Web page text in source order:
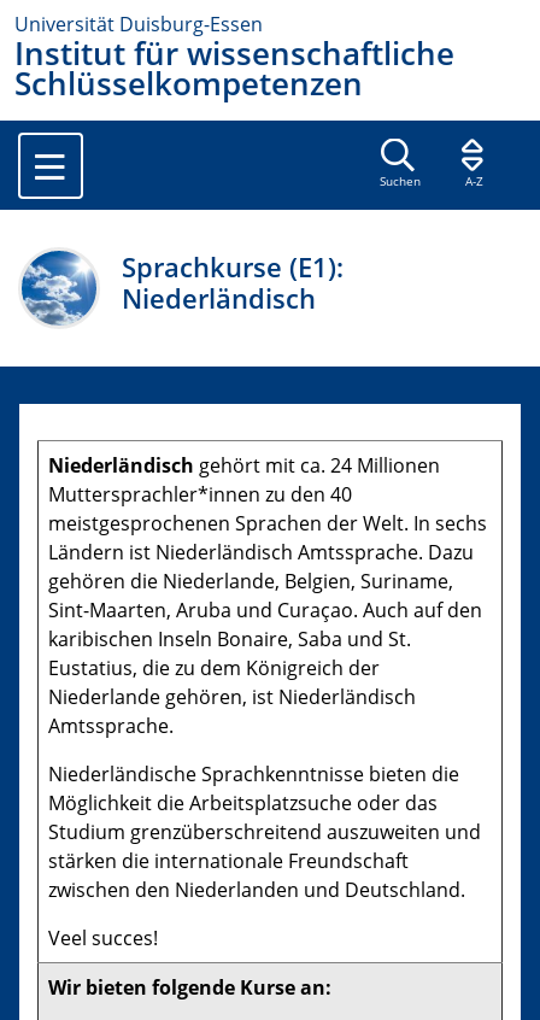
Universität Duisburg-Essen
Institut für wissenschaftliche
Schlüsselkompetenzen
Suchen A-Z
Sprachkurse (E1):
Niederländisch
Niederländisch gehört mit ca. 24 Millionen
Muttersprachler*innen zu den 40
meistgesprochenen Sprachen der Welt. In sechs
Ländern ist Niederländisch Amtssprache. Dazu
gehören die Niederlande, Belgien, Suriname,
Sint-Maarten, Aruba und Curaçao. Auch auf den
karibischen Inseln Bonaire, Saba und St.
Eustatius, die zu dem Königreich der
Niederlande gehören, ist Niederländisch
Amtssprache.
Niederländische Sprachkenntnisse bieten die
Möglichkeit die Arbeitsplatzsuche oder das
Studium grenzüberschreitend auszuweiten und
stärken die internationale Freundschaft
zwischen den Niederlanden und Deutschland.
Veel succes!
Wir bieten folgende Kurse an: